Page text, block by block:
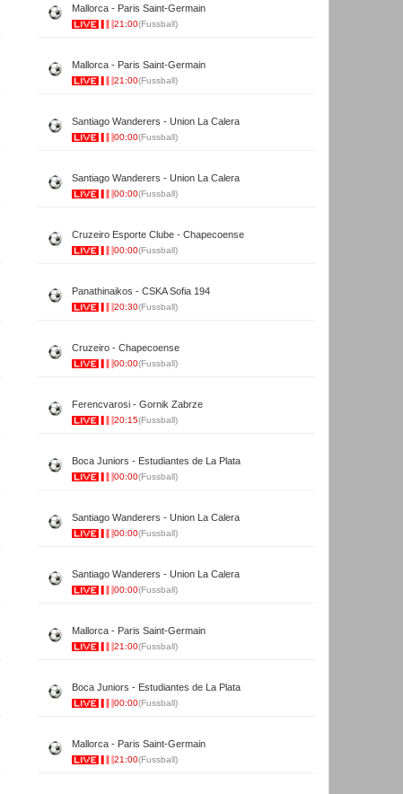
Mallorca - Paris Saint-Germain
21:00(Fussball)
Mallorca - Paris Saint-Germain
21:00(Fussball)
Santiago Wanderers - Union La Calera
00:00(Fussball)
Santiago Wanderers - Union La Calera
00:00(Fussball)
Cruzeiro Esporte Clube - Chapecoense
00:00(Fussball)
Panathinaikos - CSKA Sofia 194
20:30(Fussball)
Cruzeiro - Chapecoense
00:00(Fussball)
Ferencvarosi - Gornik Zabrze
20:15(Fussball)
Boca Juniors - Estudiantes de La Plata
00:00(Fussball)
Santiago Wanderers - Union La Calera
00:00(Fussball)
Santiago Wanderers - Union La Calera
00:00(Fussball)
Mallorca - Paris Saint-Germain
21:00(Fussball)
Boca Juniors - Estudiantes de La Plata
00:00(Fussball)
Mallorca - Paris Saint-Germain
21:00(Fussball)